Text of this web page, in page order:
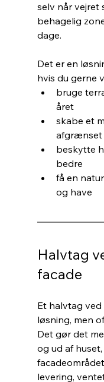
selv når vejret
behagelig
dage.
Det er en
hvis du gerne
bruge
året
skabe et
afgrænset
beskytte
bedre
få en
og have
Halvtag
facade
Et halvtag
løsning, men
Det gør det
og ud af
levering,